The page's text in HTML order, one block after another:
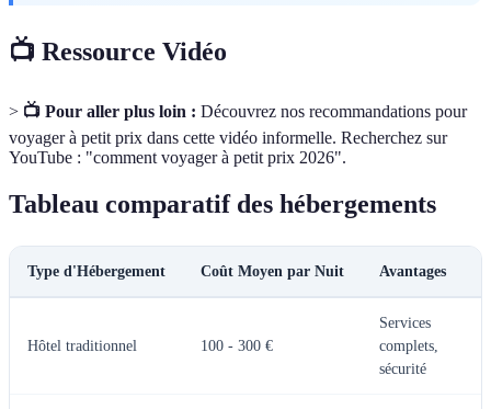
📺 Ressource Vidéo
> 📺 Pour aller plus loin : Découvrez nos recommandations pour
voyager à petit prix dans cette vidéo informelle. Recherchez sur
YouTube : "comment voyager à petit prix 2026".
Tableau comparatif des hébergements
Type d'Hébergement Coût Moyen par Nuit Avantages
Hôtel traditionnel 100 - 300 €
Services
complets,
sécurité